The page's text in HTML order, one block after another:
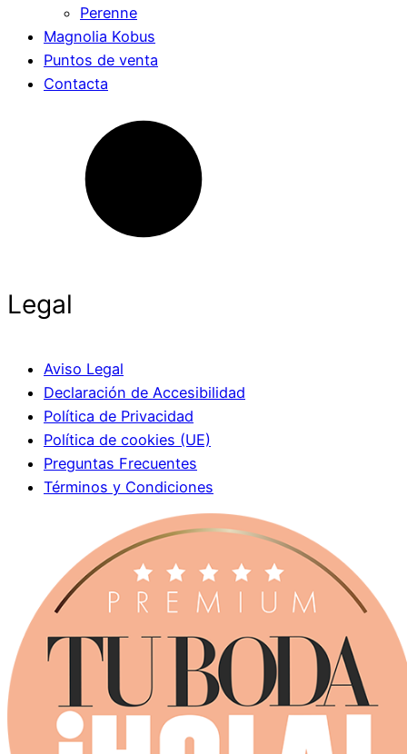
Perenne
Magnolia Kobus
Puntos de venta
Contacta
Legal
Aviso Legal
Declaración de Accesibilidad
Política de Privacidad
Política de cookies (UE)
Preguntas Frecuentes
Términos y Condiciones